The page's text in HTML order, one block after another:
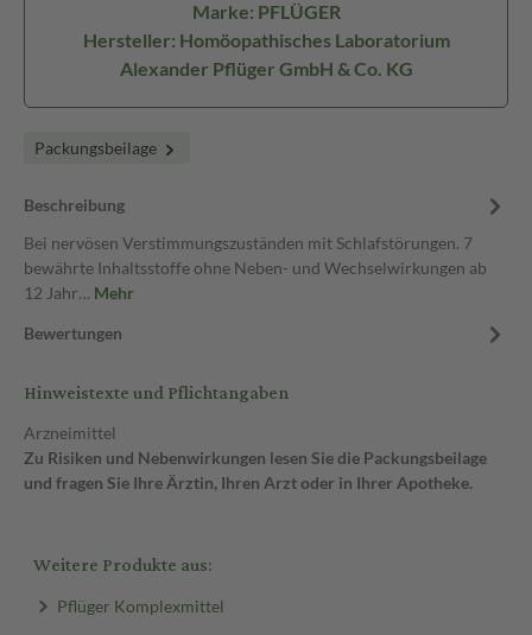
Marke: PFLÜGER
Hersteller: Homöopathisches Laboratorium
Alexander Pflüger GmbH & Co. KG
Packungsbeilage
Beschreibung
Bei nervösen Verstimmungszuständen mit Schlafstörungen. 7
bewährte Inhaltsstoffe ohne Neben- und Wechselwirkungen ab
12 Jahr… Mehr
Bewertungen
Hinweistexte und Pflichtangaben
Arzneimittel
Zu Risiken und Nebenwirkungen lesen Sie die Packungsbeilage
und fragen Sie Ihre Ärztin, Ihren Arzt oder in Ihrer Apotheke.
Weitere Produkte aus:
Pflüger Komplexmittel